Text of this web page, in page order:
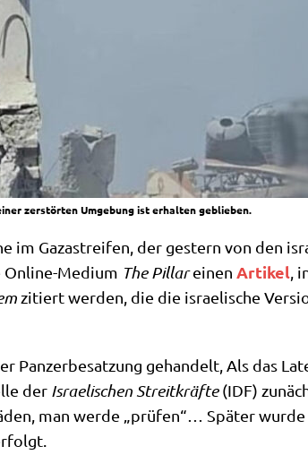
zerstörten Umgebung ist erhalten geblieben.
im Gaza­strei­fen, der gestern von den
Medi­um The Pil­lareinen Arti­kel ,
zitiert wer­den, die die israe­li­sche
Pan­zer­be­sat­zung gehan­delt, Als das
der Israe­li­schen Streit­kräf­te(IDF)
man wer­de „prü­fen“… Spä­ter